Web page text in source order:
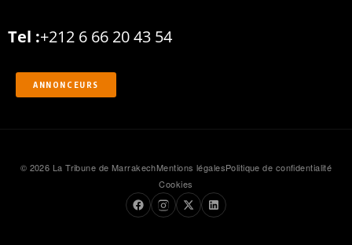
Tel :+212 6 66 20 43 54
ANNONCEURS
© 2026 La Tribune de MarrakechMentions légalesPolitique de confidentialité
Cookies